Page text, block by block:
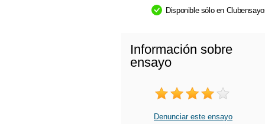
Disponible sólo en
Información sobre
ensayo
Denunciar este ensayo